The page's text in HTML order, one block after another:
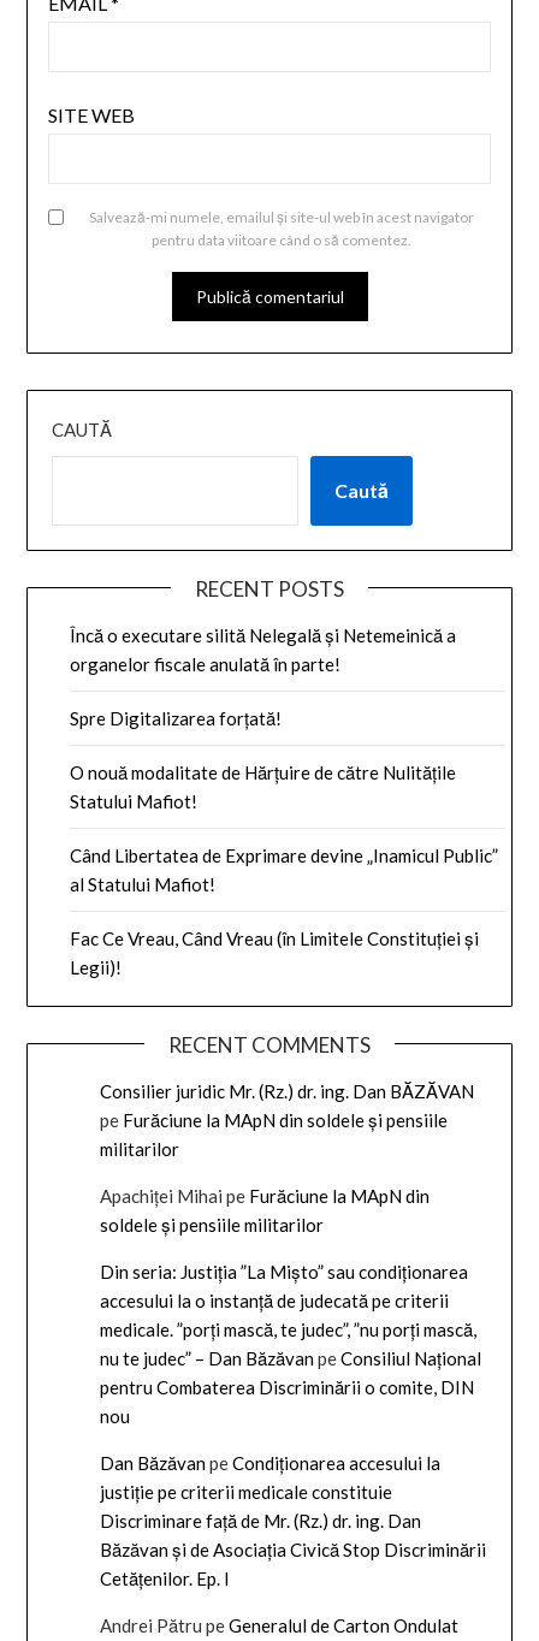
SITE WEB
Salvează-mi numele, emailul și site-ul web în acest navigator
pentru data viitoare când o să comentez.
CAUTĂ
Caută
RECENT POSTS
Încă o executare silită Nelegală și Netemeinică a
organelor fiscale anulată în parte!
Spre Digitalizarea forțată!
O nouă modalitate de Hărțuire de către Nulitățile
Statului Mafiot!
Când Libertatea de Exprimare devine „Inamicul Public”
al Statului Mafiot!
Fac Ce Vreau, Când Vreau (în Limitele Constituției și
Legii)!
RECENT COMMENTS
Consilier juridic Mr. (Rz.) dr. ing. Dan BĂZĂVAN
pe Furăciune la MApN din soldele și pensiile
militarilor
Apachiței Mihai pe Furăciune la MApN din
soldele și pensiile militarilor
Din seria: Justiția ”La Mișto” sau condiționarea
accesului la o instanță de judecată pe criterii
medicale. ”porți mască, te judec”, ”nu porți mască,
nu te judec” – Dan BăzăvanpeConsiliul Național
pentru Combaterea Discriminării o comite, DIN
nou
Dan BăzăvanpeCondiționarea accesului la
justiție pe criterii medicale constituie
Discriminare față de Mr. (Rz.) dr. ing. Dan
Băzăvan și de Asociația Civică Stop Discriminării
Cetățenilor. Ep. I
Andrei Pătru peGeneralul de Carton Ondulat